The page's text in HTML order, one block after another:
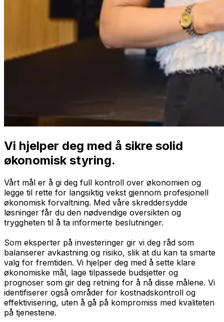
Vi hjelper deg med å sikre solid
økonomisk styring.
Vårt mål er å gi deg full kontroll over økonomien og
legge til rette for langsiktig vekst gjennom profesjonell
økonomisk forvaltning. Med våre skreddersydde
løsninger får du den nødvendige oversikten og
tryggheten til å ta informerte beslutninger.
Som eksperter på investeringer gir vi deg råd som
balanserer avkastning og risiko, slik at du kan ta smarte
valg for fremtiden. Vi hjelper deg med å sette klare
økonomiske mål, lage tilpassede budsjetter og
prognoser som gir deg retning for å nå disse målene. Vi
identifiserer også områder for kostnadskontroll og
effektivisering, uten å gå på kompromiss med kvaliteten
på tjenestene.